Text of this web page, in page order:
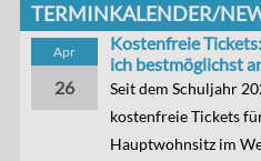
TERMINKALENDER/
Apr
26
Kostenfreie
ich bestmöglichst
Seit dem Schuljahr
kostenfreie Tickets
Hauptwohnsitz im